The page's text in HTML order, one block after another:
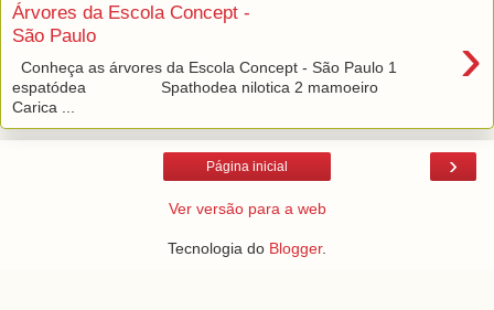
Árvores da Escola Concept -
São Paulo
›
Conheça as árvores da Escola Concept - São Paulo 1
espatódea Spathodea nilotica 2 mamoeiro
Carica ...
›
Página inicial
Ver versão para a web
Tecnologia do Blogger.